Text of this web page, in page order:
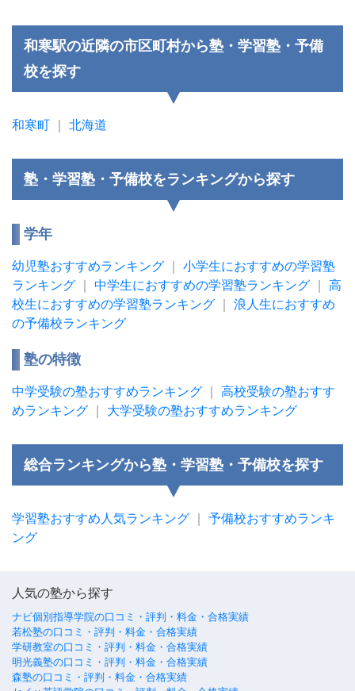
和寒駅の近隣の市区町村から塾・学習塾・予備
校を探す
和寒町 北海道
塾・学習塾・予備校をランキングから探す
学年
幼児塾おすすめランキング
小学生におすすめの学習塾
ランキング
中学生におすすめの学習塾ランキング
高
校生におすすめの学習塾ランキング
浪人生におすすめ
の予備校ランキング
塾の特徴
中学受験の塾おすすめランキング
高校受験の塾おすす
めランキング
大学受験の塾おすすめランキング
総合ランキングから塾・学習塾・予備校を探す
学習塾おすすめ人気ランキング
予備校おすすめランキ
ング
人気の塾から探す
ナビ個別指導学院の口コミ・評判・料金・合格実績
若松塾の口コミ・評判・料金・合格実績
学研教室の口コミ・評判・料金・合格実績
明光義塾の口コミ・評判・料金・合格実績
森塾の口コミ・評判・料金・合格実績